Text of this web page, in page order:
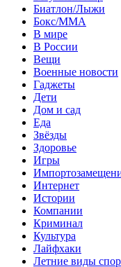
Биатлон/Лыжи
Бокс/MMA
В мире
В России
Вещи
Военные новости
Гаджеты
Дети
Дом и сад
Еда
Звёзды
Здоровье
Игры
Интернет
Истории
Компании
Криминал
Культура
Лайфхаки
Летние виды